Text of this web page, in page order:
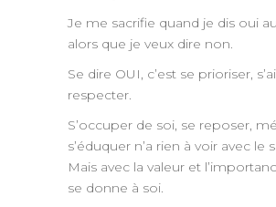
Je me sacrifie quand je dis oui
alors que je veux dire non.
Se dire OUI, c’est se prioriser,
respecter.
S’occuper de soi, se reposer,
s’éduquer n’a rien à voir avec le
Mais avec la valeur et
se donne à soi.